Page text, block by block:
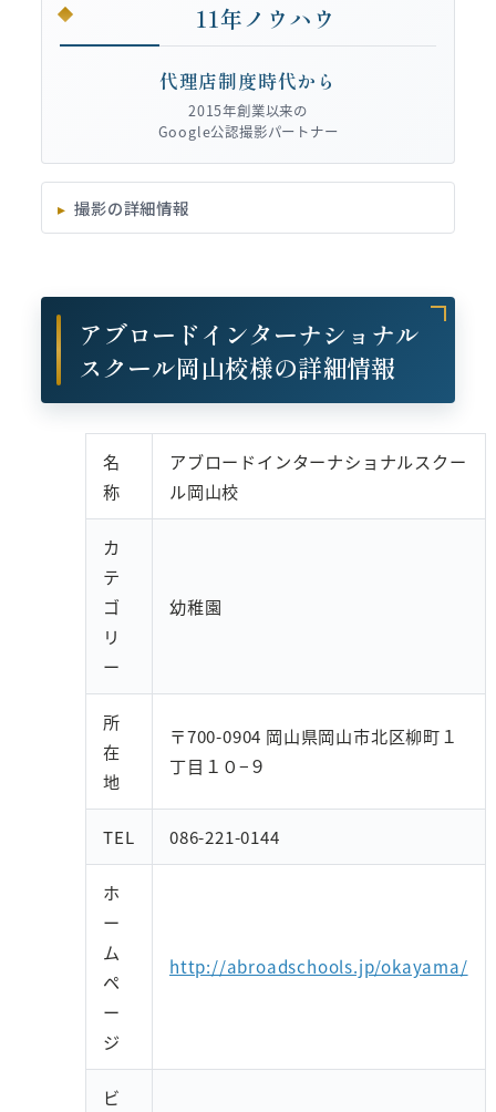
11年ノウハウ
代理店制度時代から
2015年創業以来の
Google公認撮影パートナー
撮影の詳細情報
アブロードインターナショナル
スクール岡山校様の詳細情報
名
称
アブロードインターナショナルスクー
ル岡山校
カ
テ
ゴ
リ
ー
幼稚園
所
在
地
〒700-0904 岡山県岡山市北区柳町１
丁目１０−９
TEL 086-221-0144
ホ
ー
ム
ペ
ー
ジ
http://abroadschools.jp/okayama/
ビ